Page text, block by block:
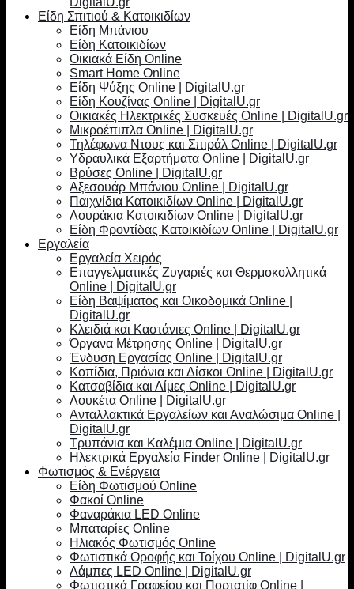
Είδη Σπιτιού & Κατοικιδίων
Είδη Μπάνιου
Είδη Κατοικιδίων
Οικιακά Είδη Online
Smart Home Online
Είδη Ψύξης Online | DigitalU.gr
Είδη Κουζίνας Online | DigitalU.gr
Οικιακές Ηλεκτρικές Συσκευές Online | DigitalU.gr
Μικροέπιπλα Online | DigitalU.gr
Τηλέφωνα Ντους και Σπιράλ Online | DigitalU.gr
Υδραυλικά Εξαρτήματα Online | DigitalU.gr
Βρύσες Online | DigitalU.gr
Αξεσουάρ Μπάνιου Online | DigitalU.gr
Παιχνίδια Κατοικιδίων Online | DigitalU.gr
Λουράκια Κατοικιδίων Online | DigitalU.gr
Είδη Φροντίδας Κατοικιδίων Online | DigitalU.gr
Εργαλεία
Εργαλεία Χειρός
Επαγγελματικές Ζυγαριές και Θερμοκολλητικά
Online | DigitalU.gr
Είδη Βαψίματος και Οικοδομικά Online |
DigitalU.gr
Κλειδιά και Καστάνιες Online | DigitalU.gr
Όργανα Μέτρησης Online | DigitalU.gr
Ένδυση Εργασίας Online | DigitalU.gr
Κοπίδια, Πριόνια και Δίσκοι Online | DigitalU.gr
Κατσαβίδια και Λίμες Online | DigitalU.gr
Λουκέτα Online | DigitalU.gr
Ανταλλακτικά Εργαλείων και Αναλώσιμα Online |
DigitalU.gr
Τρυπάνια και Καλέμια Online | DigitalU.gr
Ηλεκτρικά Εργαλεία Finder Online | DigitalU.gr
Φωτισμός & Ενέργεια
Είδη Φωτισμού Online
Φακοί Online
Φαναράκια LED Online
Μπαταρίες Online
Ηλιακός Φωτισμός Online
Φωτιστικά Οροφής και Τοίχου Online | DigitalU.gr
Λάμπες LED Online | DigitalU.gr
Φωτιστικά Γραφείου και Πορτατίφ Online |